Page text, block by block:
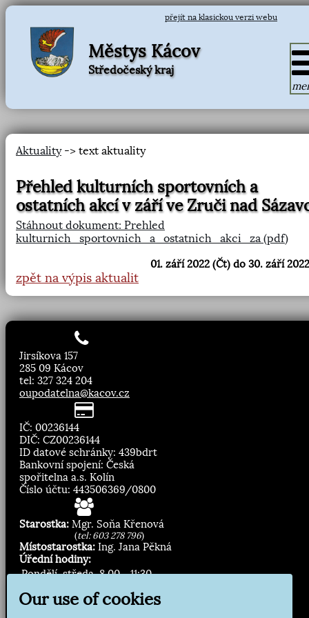
přejít na klasickou verzi webu
Městys Kácov
Středočeský kraj
Aktuality-> text aktuality
Přehled kulturních sportovních a
ostatních akcí v září ve Zruči nad
Stáhnout dokument: Prehled
kulturnich_sportovnich_a_ostatnich_akci_za (pdf)
01. září 2022 (Čt) do 30. září
zpět na výpis aktualit
Jirsíkova 157
285 09 Kácov
tel: 327 324 204
oupodatelna@kacov.cz
IČ: 00236144
DIČ: CZ00236144
ID datové schránky: 439bdrt
Bankovní spojení: Česká
spořitelna a.s. Kolín
Číslo účtu: 443506369/0800
Starostka: Mgr. Soňa Křenová
(tel: 603 278 796)
Místostarostka: Ing. Jana Pěkná
Úřední hodiny:
Pondělí, středa 8.00 - 11:30
13:00 - 16:30
Our use of cookies